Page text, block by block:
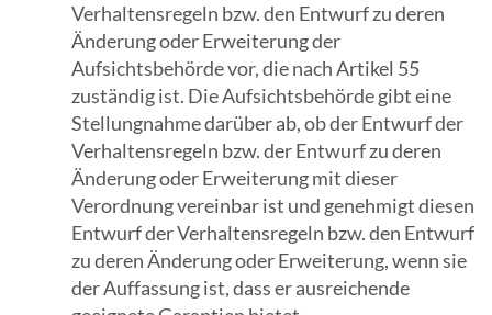
Verhaltensregeln bzw. den Entwurf zu deren
Änderung oder Erweiterung der
Aufsichtsbehörde vor, die nach Artikel 55
zuständig ist. Die Aufsichtsbehörde gibt eine
Stellungnahme darüber ab, ob der Entwurf der
Verhaltensregeln bzw. der Entwurf zu deren
Änderung oder Erweiterung mit dieser
Verordnung vereinbar ist und genehmigt diesen
Entwurf der Verhaltensregeln bzw. den Entwurf
zu deren Änderung oder Erweiterung, wenn sie
der Auffassung ist, dass er ausreichende